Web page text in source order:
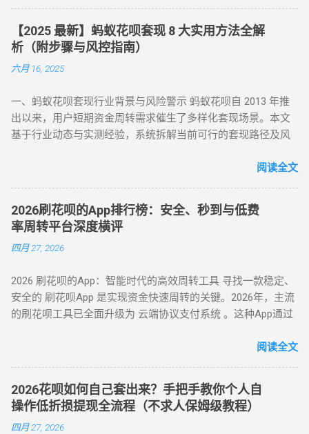
扣除手续费将资金转回用户账户。此方法无需复杂流程，资金
秒到账，尤其适合小额至中大额的套现需求，是 “花呗怎么套
现” 最便捷的答案。 二、普通风控账户：线上商城虚拟交易，
绕过限额限制 若花呗账户因使用异常触发普通风控（单笔限额
500-1000 元），可通过线上商城的虚拟交易模式实现套现。 具
风控账户兼容性较高的平台。 创建虚拟订单 ：选购电子卡券、
话费充值等虚拟商品，使用花呗支付。 模拟物流确认 ：商家提
供虚假物流信息后，用户在订单页面点击 “确认收货”。 快速回
法通过模拟真实购物场景，有效规避单笔限额，是 “花呗套现教
程” 中针对普通风控的核心策略。 三、深度风控账户：代付模
式破解，20-100 元也能全额套现 针对仅能支付 20-100 元或完
全无法交易的深度风控账户，代付模式成为终极解决方案。 操
（如小米商城、淘宝天猫），生成代付二维码。 扫码代付 ：用
户使用支付宝扫描代付码，选择花呗完成支付。 资金流转 ：商
家确认收款后，扣除手续费将资金转入用户账户。此方法突破
所有风控限制，即使花呗被深度风控也能实现套现，是...
景。以下是套现行为被严格限制的核心原因： 法律风险 ：套现
属于非法资金转移行为，涉及虚构交易、虚假退款等操作，可
能触犯《反洗钱法》及金融监管条例。 账户安全 ：第三方套现
平台常伴随信息泄露、诈骗风险，导致用户资金损失或账户被
结、芝麻分下降，甚至影响个人征信记录。 据 2024 年央行数
据显示，因套现被关闭花呗功能的用户同比增长 37%，部分用
户更因违规操作被列入金融机构黑名单。 二、2025 年花呗取现
付宝于近期升级「备用金」功能，实现花呗额度直接取现至银
行卡。具体操作步骤如下： 入口激活 ：打开支付宝 APP → 点
击「我的」→ 进入「花呗」页面，找到「备用金」开通入口。
额度确认 ：备用金额度与花呗可用额度实时同步（部分用户享
额外专享额度），支持最低 1 元起取。 验证流程 ：按提示完成
刷脸认证，确认利率及还款规则。 资金划转 ：输入取现金额
到账。 关键提示 ： 取现后花呗额度同步扣减，还款与花呗账
单合并，支持随时提前结清且无手续费。 备用金年化利率 7.2%
起，低于多数套现平台的高额手续费（通常达 10%-15%）。
部分用户尝试通过正规手段套现。 以下为常见套现方式： 套现
方式 操作流程 等级 到账时间 虚假交易 通过淘宝店铺刷单后退
款 ★★★★★ 5-30分钟左右 第三方平台 使用「黎明花呗」等
工具转账 ★★★★☆ 5分钟左右 线下扫码套现 扫描商家二维码
【2025 最新】蚂蚁花呗套现 8 大实用方法全解
析（附步骤与风控指南）
六月 16, 2025
一、蚂蚁花呗套现行业背景与风险警示 蚂蚁花呗自 2013 年推
出以来，用户短期资金周转需求催生了多样化套现场景。本文
基于行业动态与实测经验，系统拆解当前可行的套现路径及风
行为存在账户限制风险，需谨慎评估 ）。 二、2025 年花呗套
型 —— 小额应急首选 方法 1：可信商家扫码套现 操作流程 ：
通过资质认证平台获取实名商家收款码（需查验营业执照）；
花呗支付后，商家扣除 8%-15% 手续费实时返现至支付宝 / 微
信。 优势 ：10 分钟极速到账，操作极简 劣势 ：手续费偏高，
案 方法 2：电商平台虚拟卡券套现 操作流程 ： 在淘宝 / 天猫
购买京东 E 卡、加油卡等虚拟商品（单笔≤5000 元）； 通过
“京回收” 等卡券平台以 92-96 折出售，资金秒到银行卡。 优势
政策波动影响 （三）实物交易型 —— 大额资金解决方案 方法类
型 操作核心 手续费区间 适用场景 方法 3：货到返现 购买手机
/ 家电后协商退货 10%-25% 单笔需提现万元以上 方法 4：线下
闪付套现 开通花呗闪付绑定手机 Pay 5%-10% 需实体店铺配合
（四）间接套现策略 —— 隐蔽性优化方案 方法 5：信用卡代还
阅读全文
2026刷花呗的App排行榜：安全、秒到与低费
率周转平台深度横评
四月 27, 2026
2026 刷花呗的App：智能时代的高效周转工具 寻找一款稳定、
安全的 刷花呗App 是实现资金快速周转的关键。2026年，主流
的刷花呗工具已全面升级为 云端协议支付系统 。这种App通过
呗额度通过模拟购物流程转化为可提现余额。目前主流App的综
款 多通道备份 隐私加密 在移动支付高度发达的今天，刷花呗
已不再需要传统的线下寻找商家。只需通过手机下载特定的周
转 App 或关注 H5 平台，即可实现“足不出户，额度变现”。
一、 2026 年主流刷花呗 App 模式对比 App 类型 技术核心 到账
阅读全文
2026花呗如何自己套出来？手把手教你个人自
操作低折损提现全流程（不求人保姆级教程）
四月 27, 2026